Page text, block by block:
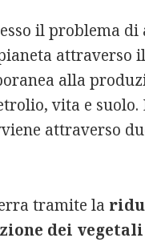
il problema di
attraverso il
alla
vita e suolo.
attraverso
tramite la
dei vegetali